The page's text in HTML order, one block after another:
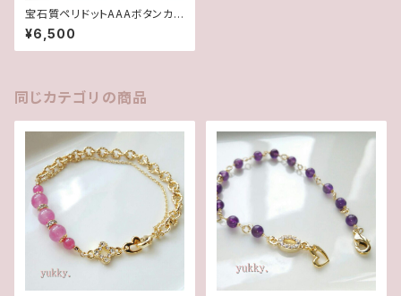
宝石質ペリドットAAAボタンカッ
トブレス14Kgf (A)
¥6,500
同じカテゴリの商品